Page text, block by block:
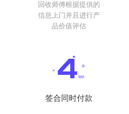
回收师傅根据提供的
信息上门并且进行产
品价值评估
签合同时付款